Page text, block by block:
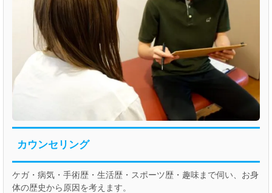
カウンセリング
ケガ・病気・手術歴・生活歴・スポーツ歴・趣味まで伺い、お身
体の歴史から原因を考えます。